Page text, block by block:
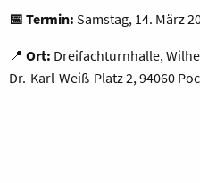
📅 Termin: Samstag, 14. März
📍 Ort: Dreifachturnhalle,
Dr.-Karl-Weiß-Platz 2, 94060